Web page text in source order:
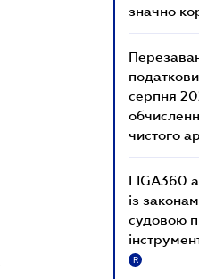
значно
серпня
чистого
LIGA360
із
судовою
R